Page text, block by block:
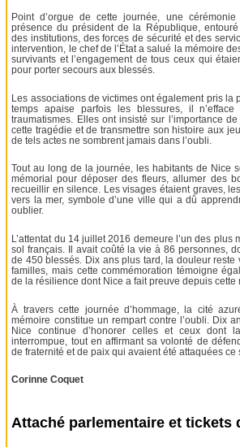
Point d’orgue de cette journée, une
présence du président de la République, entouré
des institutions, des forces de sécurité et des
intervention, le chef de l’État a salué la mémoire
survivants et l’engagement de tous ceux qui
pour porter secours aux blessés.
Les associations de victimes ont également pris la
temps apaise parfois les blessures, il
traumatismes. Elles ont insisté sur l’importance
cette tragédie et de transmettre son histoire aux
de tels actes ne sombrent jamais dans l’oubli.
Tout au long de la journée, les habitants de Nice
mémorial pour déposer des fleurs, allumer des
recueillir en silence. Les visages étaient graves,
vers la mer, symbole d’une ville qui a dû
oublier.
L’attentat du 14 juillet 2016 demeure l’un des plus
sol français. Il avait coûté la vie à 86 personnes,
de 450 blessés. Dix ans plus tard, la douleur reste
familles, mais cette commémoration témoigne
de la résilience dont Nice a fait preuve depuis cette
À travers cette journée d’hommage, la cité
mémoire constitue un rempart contre l’oubli. Dix
Nice continue d’honorer celles et ceux dont
interrompue, tout en affirmant sa volonté de
de fraternité et de paix qui avaient été attaquées ce
Corinne Coquet
Attaché parlementaire et tickets